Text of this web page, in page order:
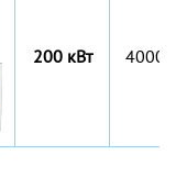
200 кВт